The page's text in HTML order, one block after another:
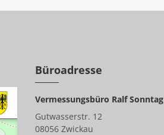
Büroadresse
Vermessungsbüro Ralf Sonntag
Gutwasserstr. 12
08056 Zwickau